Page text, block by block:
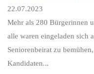
22.07.2023
Mehr als 280 Bürgerinnen
alle waren eingeladen sich
Seniorenbeirat zu
Kandidaten...